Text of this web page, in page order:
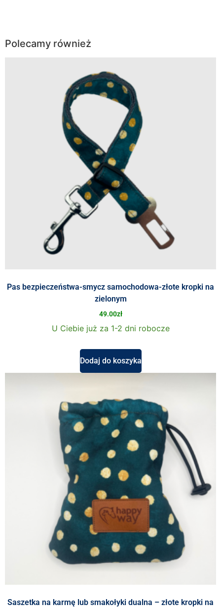
Polecamy również
Pas bezpieczeństwa-smycz samochodowa-złote kropki na
zielonym
49.00zł
U Ciebie już za 1-2 dni robocze
Dodaj do koszyka
Saszetka na karmę lub smakołyki dualna – złote kropki na